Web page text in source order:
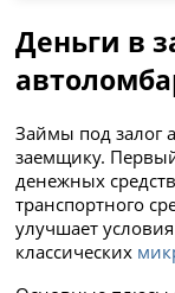
Деньги в
Займы под залог
заемщику.
денежных
транспортного
улучшает
классических